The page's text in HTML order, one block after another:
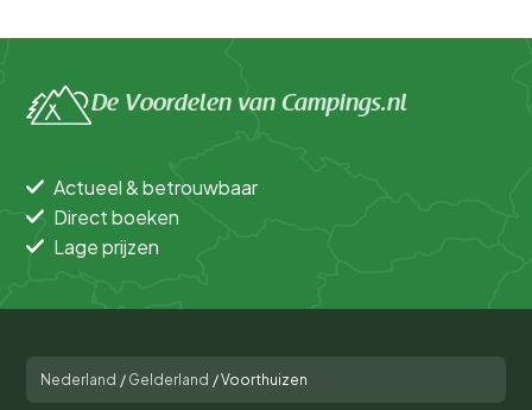
De Voordelen van Campings.nl
Actueel & betrouwbaar
Direct boeken
Lage prijzen
Nederland / Gelderland /Voorthuizen